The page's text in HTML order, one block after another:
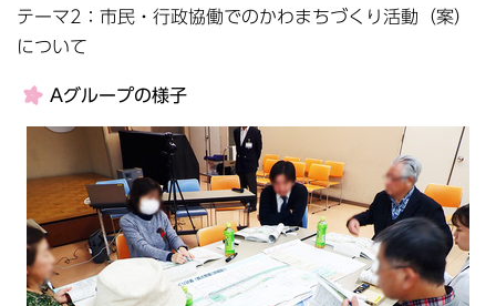
テーマ2：市民・行政協働でのかわまちづくり活動（案）
について
Aグループの様子